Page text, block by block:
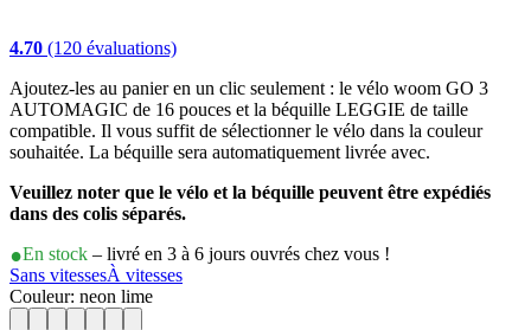
4.70 (120 évaluations)
Ajoutez-les au panier en un clic seulement : le vélo woom GO 3
AUTOMAGIC de 16 pouces et la béquille LEGGIE de taille
compatible. Il vous suffit de sélectionner le vélo dans la couleur
souhaitée. La béquille sera automatiquement livrée avec.
Veuillez noter que le vélo et la béquille peuvent être expédiés
dans des colis séparés.
En stock – livré en 3 à 6 jours ouvrés chez vous !
Sans vitessesÀ vitesses
Couleur: neon lime